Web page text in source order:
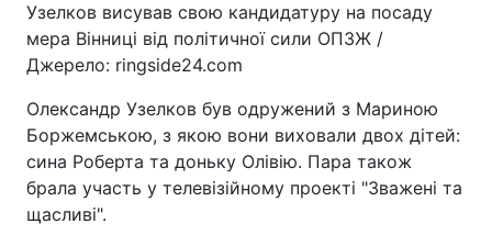
Узелков висував свою кандидатуру на посаду
мера Вінниці від політичної сили ОПЗЖ /
Джерело: ringside24.com
Олександр Узелков був одружений з Мариною
Боржемською, з якою вони виховали двох дітей:
сина Роберта та доньку Олівію. Пара також
брала участь у телевізійному проекті "Зважені та
щасливі".